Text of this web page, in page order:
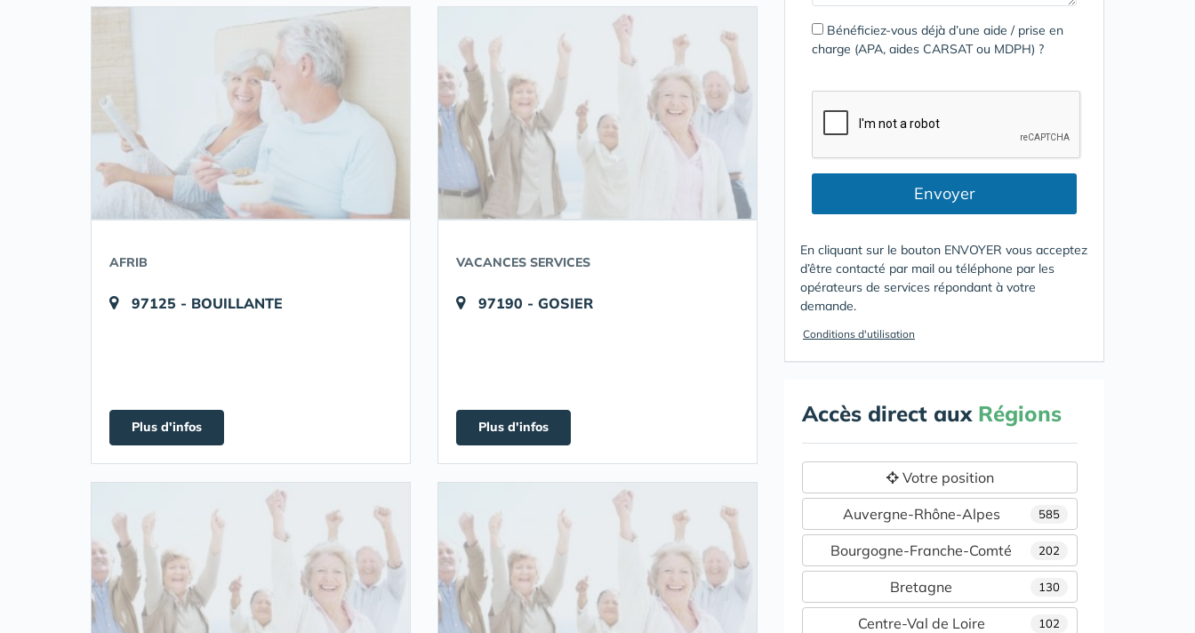
AFRIB
97125 - BOUILLANTE
Plus d'infos
VACANCES SERVICES
97190 - GOSIER
Plus d'infos
Bénéficiez-vous déjà d’une aide / prise en
charge (APA, aides CARSAT ou MDPH) ?
Envoyer
En cliquant sur le bouton ENVOYER vous acceptez
d’être contacté par mail ou téléphone par les
opérateurs de services répondant à votre
demande.
Conditions d'utilisation
Accès direct aux Régions
Votre position
585
Auvergne-Rhône-Alpes
202
Bourgogne-Franche-Comté
130
Bretagne
102
Centre-Val de Loire